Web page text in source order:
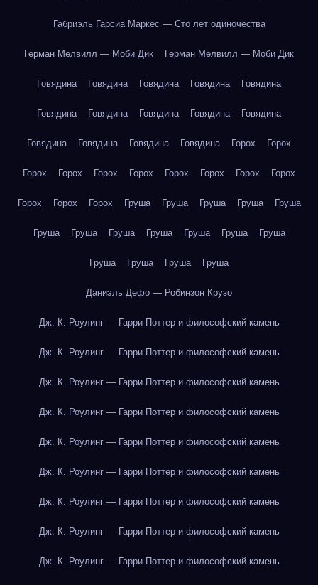
Габриэль Гарсиа Маркес — Сто лет одиночества
Герман Мелвилл — Моби Дик Герман Мелвилл — Моби Дик
Говядина Говядина Говядина Говядина Говядина
Говядина Говядина Говядина Говядина Говядина
Говядина Говядина Говядина Говядина Горох Горох
Горох Горох Горох Горох Горох Горох Горох Горох
Горох Горох Горох Груша Груша Груша Груша Груша
Груша Груша Груша Груша Груша Груша Груша
Груша Груша Груша Груша
Даниэль Дефо — Робинзон Крузо
Дж. К. Роулинг — Гарри Поттер и философский камень
Дж. К. Роулинг — Гарри Поттер и философский камень
Дж. К. Роулинг — Гарри Поттер и философский камень
Дж. К. Роулинг — Гарри Поттер и философский камень
Дж. К. Роулинг — Гарри Поттер и философский камень
Дж. К. Роулинг — Гарри Поттер и философский камень
Дж. К. Роулинг — Гарри Поттер и философский камень
Дж. К. Роулинг — Гарри Поттер и философский камень
Дж. К. Роулинг — Гарри Поттер и философский камень